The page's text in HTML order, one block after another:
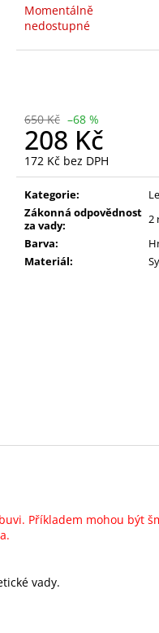
Momentálně
nedostupné
650 Kč –68 %
208 Kč
172 Kč bez DPH
Měrná
cena:
Kategorie:
Zákonná odpovědnost
za vady:
2
Barva:
Materiál:
Příkladem mohou být
vady.
390 Kč